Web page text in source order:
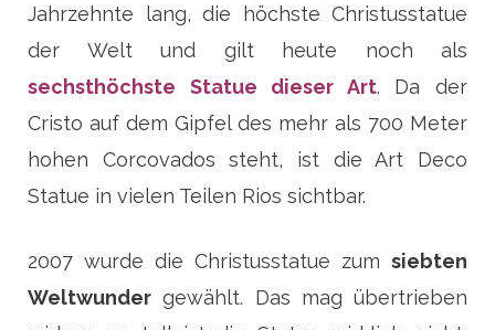
Jahrzehnte lang, die höchste Christusstatue
der Welt und gilt heute noch als
sechsthöchste Statue dieser Art. Da der
Cristo auf dem Gipfel des mehr als 700 Meter
hohen Corcovados steht, ist die Art Deco
Statue in vielen Teilen Rios sichtbar.
2007 wurde die Christusstatue zum siebten
Weltwunder gewählt. Das mag übertrieben